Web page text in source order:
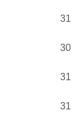
31
30
31
31